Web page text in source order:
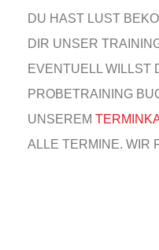
DU HAST LUST
DIR UNSER
EVENTUELL WILLST
PROBETRAINING
UNSEREM
ALLE TERMINE. WIR